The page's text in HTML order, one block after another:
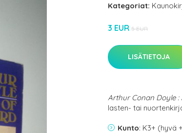
Kategoriat:
3 EUR 5 EUR
LISÄTIETOJA
Arthur Conan Doyle
lasten- tai
Kunto: K3+ (hyvä